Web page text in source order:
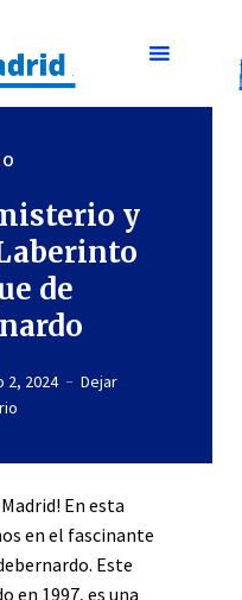
y
de
2024
Dejar
En esta
en el fascinante
Este
en 1997, es una